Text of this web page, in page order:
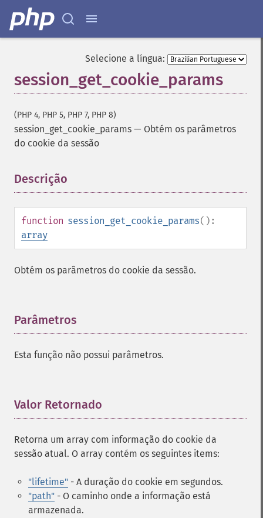
Selecione a língua:
session_get_cookie_params
(PHP 4, PHP 5, PHP 7, PHP 8)
session_get_cookie_params — Obtém os parâmetros
do cookie da sessão
Descrição
function session_get_cookie_params():
array
Obtém os parâmetros do cookie da sessão.
Parâmetros
Esta função não possui parâmetros.
Valor Retornado
Retorna um array com informação do cookie da
sessão atual. O array contém os seguintes items:
"lifetime" - A duração do cookie em segundos.
"path" - O caminho onde a informação está
armazenada.